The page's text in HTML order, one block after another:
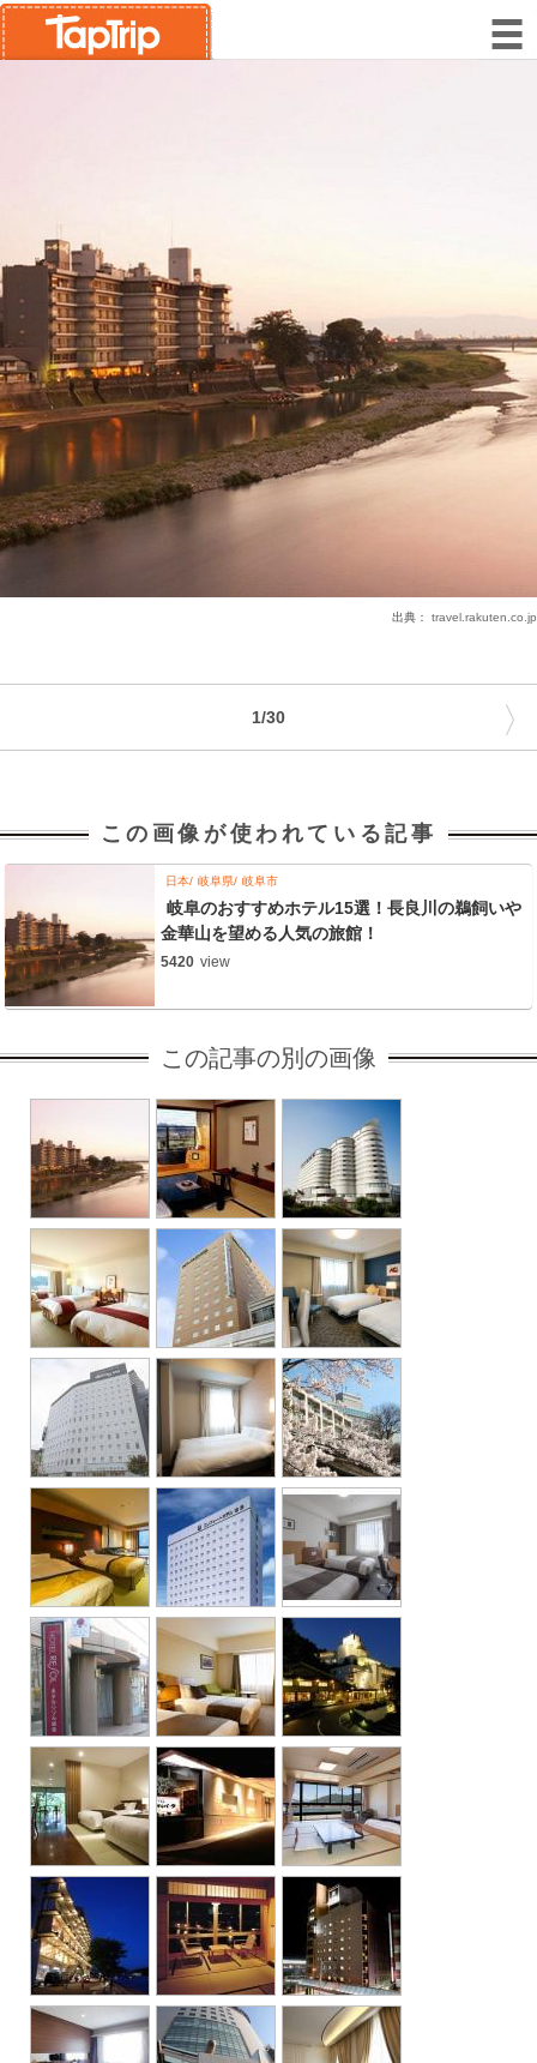
出典： travel.rakuten.co.jp
1/30 〉
この画像が使われている記事
日本 岐阜県 岐阜市
岐阜のおすすめホテル15選！長良川の鵜飼いや
金華山を望める人気の旅館！
5420 view
この記事の別の画像